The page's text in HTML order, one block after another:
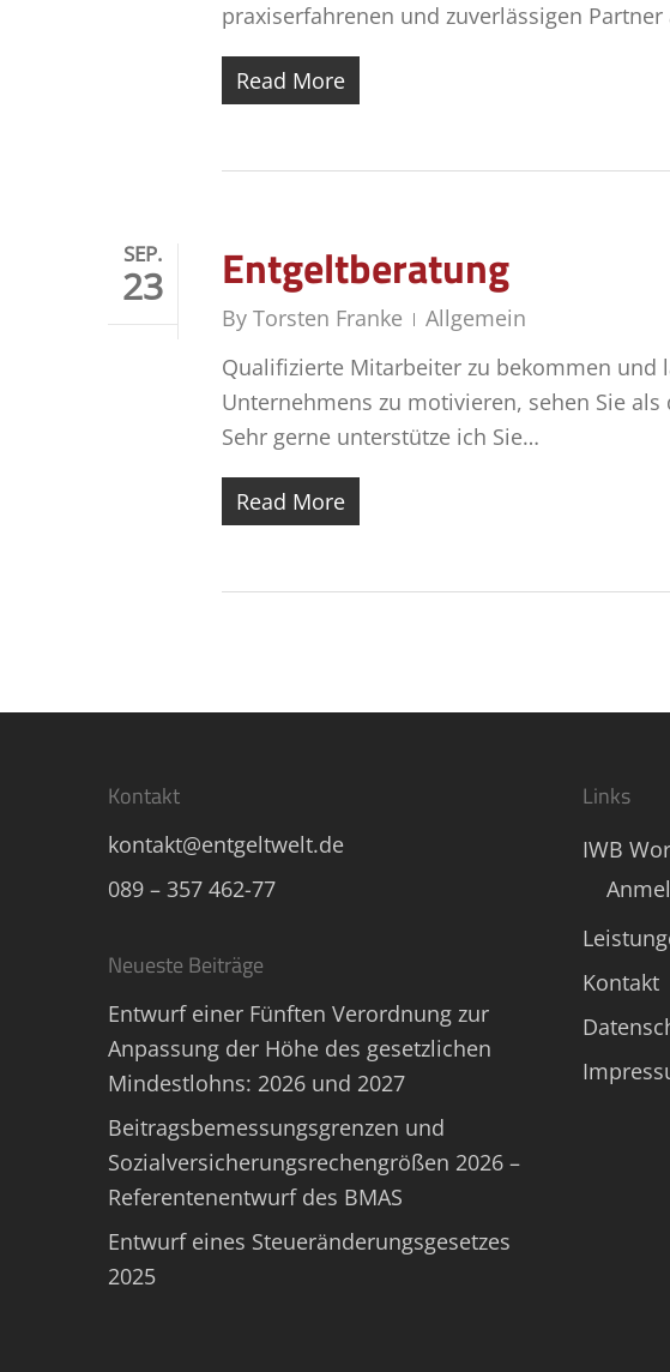
praxiserfahrenen und zuverlässigen
Read More
SEP.
23 Entgeltberatung
By Torsten Franke
Allgemein
Qualifizierte Mitarbeiter zu bekommen und
Unternehmens zu motivieren, sehen Sie
Sehr gerne unterstütze ich Sie…
Read More
Kontakt
kontakt@entgeltwelt.de
089 – 357 462-77
Neueste Beiträge
Entwurf einer Fünften Verordnung zur
Anpassung der Höhe des gesetzlichen
Mindestlohns: 2026 und 2027
Beitragsbemessungsgrenzen und
Sozialversicherungsrechengrößen 2026 –
Referentenentwurf des BMAS
Entwurf eines Steueränderungsgesetzes
2025
Links
IWB
Kontakt